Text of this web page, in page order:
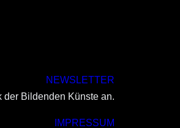
NEWSLETTER
der Bildenden Künste an.
IMPRESSUM